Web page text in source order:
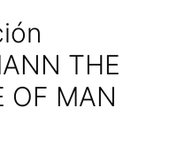
THE
OF MAN